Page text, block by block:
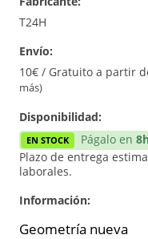
T24H
Envío:
10€ / Gratuito a partir
más)
Disponibilidad:
EN STOCK Págalo en
Plazo de entrega
laborales.
Información:
Geometría nueva